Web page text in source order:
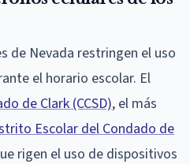
de Nevada restringen el uso
el horario escolar. El
de Clark (CCSD), el más
Escolar del Condado de
rigen el uso de dispositivos